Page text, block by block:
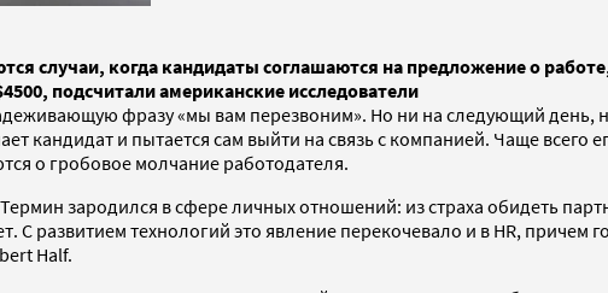
случаи, когда кандидаты соглашаются на предложение о
подсчитали американские исследователи
фразу «мы вам перезвоним». Но ни на следующий день,
кандидат и пытается сам выйти на связь с компанией. Чаще всего
о гробовое молчание работодателя.
зародился в сфере личных отношений: из страха обидеть
технологий это явление перекочевало и в HR, причем
Half.